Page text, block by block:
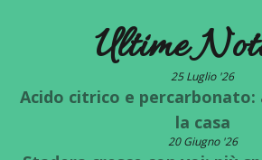
Ultime
25 Luglio '26
Acido citrico e
la casa
20 Giugno '26